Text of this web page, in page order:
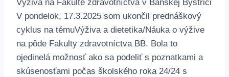
Výživa na Fakulte zdravotníctva v Banskej Bystrici
V pondelok, 17.3.2025 som ukončil prednáškový
cyklus na témuVýživa a dietetika/Náuka o výžive
na pôde Fakulty zdravotníctva BB. Bola to
ojedinelá možnosť ako sa podeliť s poznatkami a
skúsenosťami počas školského roka 24/24 s